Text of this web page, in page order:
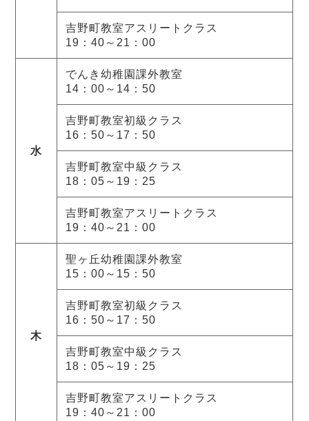
吉野町教室アスリートクラス
19：40～21：00
水
でんき幼稚園課外教室
14：00～14：50
吉野町教室初級クラス
16：50～17：50
吉野町教室中級クラス
18：05～19：25
吉野町教室アスリートクラス
19：40～21：00
木
聖ヶ丘幼稚園課外教室
15：00～15：50
吉野町教室初級クラス
16：50～17：50
吉野町教室中級クラス
18：05～19：25
吉野町教室アスリートクラス
19：40～21：00